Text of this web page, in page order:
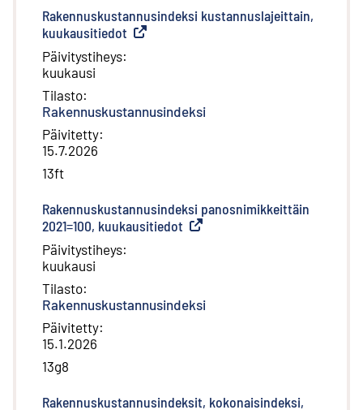
Rakennuskustannusindeksi kustannuslajeittain,
kuukausitiedot Ulkoinen linkki
Päivitystiheys:
kuukausi
Tilasto:
Rakennuskustannusindeksi
Päivitetty:
15.7.2026
13ft
Rakennuskustannusindeksi panosnimikkeittäin
2021=100, kuukausitiedot Ulkoinen linkki
Päivitystiheys:
kuukausi
Tilasto:
Rakennuskustannusindeksi
Päivitetty:
15.1.2026
13g8
Rakennuskustannusindeksit, kokonaisindeksi,